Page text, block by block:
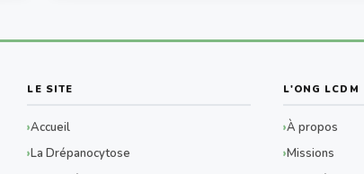
LE SITE
Accueil
La Drépanocytose
L'ONG LCDM
À propos
Missions